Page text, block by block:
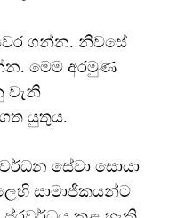
ගන්න. නිවසේ
මෙම අරමුණ
වැනි
යුතුය.
සේවා සොයා
සාමාජිකයන්ට